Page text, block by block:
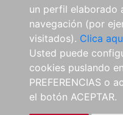
un perfil elaborado
navegación (por
visitados). Clica
Usted puede
cookies puslando
PREFERENCIAS o
el botón ACEPTAR.